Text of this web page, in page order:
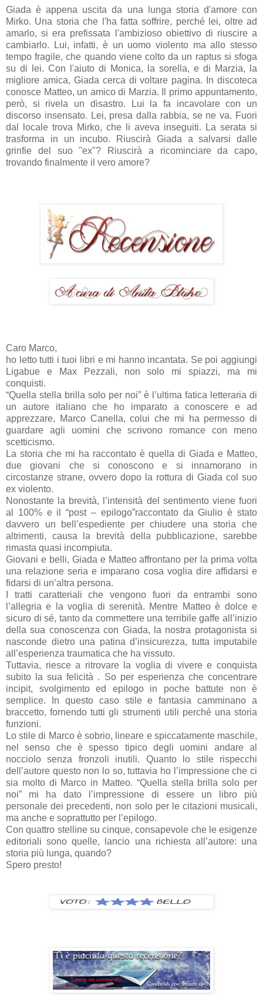
Giada è appena uscita da una lunga storia d'amore con
Mirko. Una storia che l'ha fatta soffrire, perché lei, oltre ad
amarlo, si era prefissata l'ambizioso obiettivo di riuscire a
cambiarlo. Lui, infatti, è un uomo violento ma allo stesso
tempo fragile, che quando viene colto da un raptus si sfoga
su di lei. Con l'aiuto di Monica, la sorella, e di Marzia, la
migliore amica, Giada cerca di voltare pagina. In discoteca
conosce Matteo, un amico di Marzia. Il primo appuntamento,
però, si rivela un disastro. Lui la fa incavolare con un
discorso insensato. Lei, presa dalla rabbia, se ne va. Fuori
dal locale trova Mirko, che li aveva inseguiti. La serata si
trasforma in un incubo. Riuscirà Giada a salvarsi dalle
grinfie del suo "ex"? Riuscirà a ricominciare da capo,
trovando finalmente il vero amore?
Caro Marco,
ho letto tutti i tuoi libri e mi hanno incantata. Se poi aggiungi
Ligabue e Max Pezzali, non solo mi spiazzi, ma mi
conquisti.
“Quella stella brilla solo per noi” è l’ultima fatica letteraria di
un autore italiano che ho imparato a conoscere e ad
apprezzare, Marco Canella, colui che mi ha permesso di
guardare agli uomini che scrivono romance con meno
scetticismo.
La storia che mi ha raccontato è quella di Giada e Matteo,
due giovani che si conoscono e si innamorano in
circostanze strane, ovvero dopo la rottura di Giada col suo
ex violento.
Nonostante la brevità, l’intensità del sentimento viene fuori
al 100% e il “post – epilogo”raccontato da Giulio è stato
davvero un bell’espediente per chiudere una storia che
altrimenti, causa la brevità della pubblicazione, sarebbe
rimasta quasi incompiuta.
Giovani e belli, Giada e Matteo affrontano per la prima volta
una relazione seria e imparano cosa voglia dire affidarsi e
fidarsi di un’altra persona.
I tratti caratteriali che vengono fuori da entrambi sono
l’allegria e la voglia di serenità. Mentre Matteo è dolce e
sicuro di sé, tanto da commettere una terribile gaffe all’inizio
della sua conoscenza con Giada, la nostra protagonista si
nasconde dietro una patina d’insicurezza, tutta imputabile
all’esperienza traumatica che ha vissuto.
Tuttavia, riesce a ritrovare la voglia di vivere e conquista
subito la sua felicità . So per esperienza che concentrare
incipit, svolgimento ed epilogo in poche battute non è
semplice. In questo caso stile e fantasia camminano a
braccetto, fornendo tutti gli strumenti utili perché una storia
funzioni.
Lo stile di Marco è sobrio, lineare e spiccatamente maschile,
nel senso che è spesso tipico degli uomini andare al
nocciolo senza fronzoli inutili. Quanto lo stile rispecchi
dell’autore questo non lo so, tuttavia ho l’impressione che ci
sia molto di Marco in Matteo. “Quella stella brilla solo per
noi” mi ha dato l’impressione di essere un libro più
personale dei precedenti, non solo per le citazioni musicali,
ma anche e soprattutto per l’epilogo.
Con quattro stelline su cinque, consapevole che le esigenze
editoriali sono quelle, lancio una richiesta all’autore: una
storia più lunga, quando?
Spero presto!